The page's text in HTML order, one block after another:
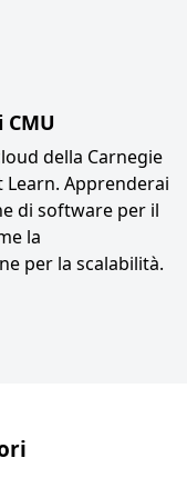
della Carnegie
Apprenderai
di software per il
la
per la scalabilità.